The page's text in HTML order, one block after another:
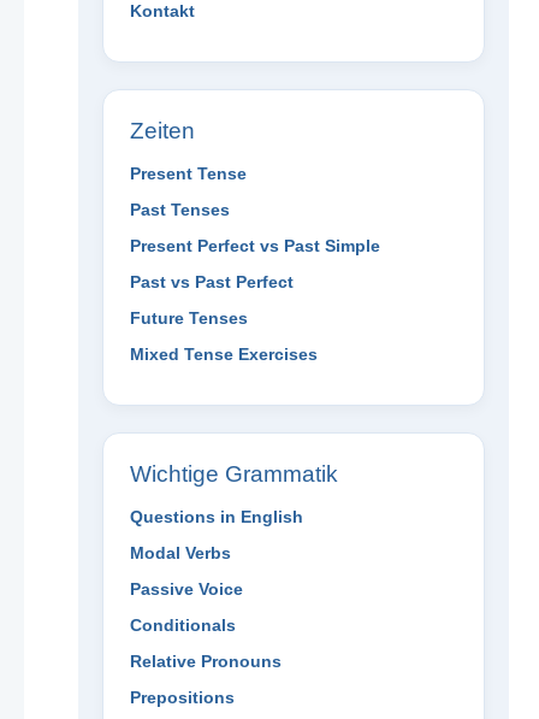
Kontakt
Zeiten
Present Tense
Past Tenses
Present Perfect vs Past Simple
Past vs Past Perfect
Future Tenses
Mixed Tense Exercises
Wichtige Grammatik
Questions in English
Modal Verbs
Passive Voice
Conditionals
Relative Pronouns
Prepositions